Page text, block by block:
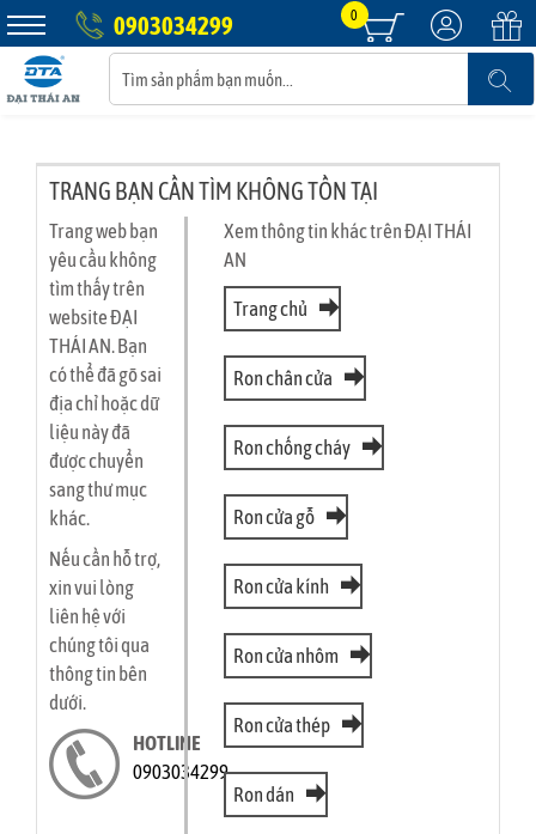
0903034299 0
TRANG BẠN CẦN TÌM KHÔNG TỒN TẠI
Trang web bạn
yêu cầu không
tìm thấy trên
website ĐẠI
THÁI AN. Bạn
có thể đã gõ sai
địa chỉ hoặc dữ
liệu này đã
được chuyển
sang thư mục
khác.
Nếu cần hỗ trợ,
xin vui lòng
liên hệ với
chúng tôi qua
thông tin bên
dưới.
HOTLINE
0903034299
Xem thông tin khác trên ĐẠI THÁI
AN
Trang chủ
Ron chân cửa
Ron chống cháy
Ron cửa gỗ
Ron cửa kính
Ron cửa nhôm
Ron cửa thép
Ron dán